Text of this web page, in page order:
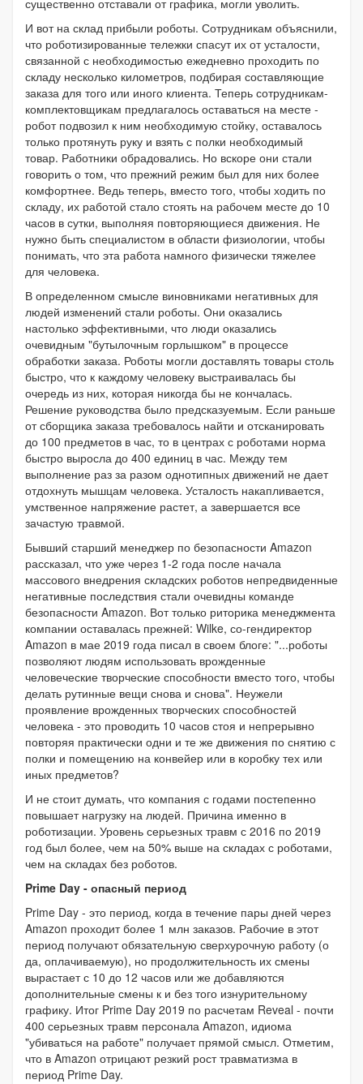
существенно отставали от графика, могли уволить.
И вот на склад прибыли роботы. Сотрудникам объяснили,
что роботизированные тележки спасут их от усталости,
связанной с необходимостью ежедневно проходить по
складу несколько километров, подбирая составляющие
заказа для того или иного клиента. Теперь сотрудникам-
комплектовщикам предлагалось оставаться на месте -
робот подвозил к ним необходимую стойку, оставалось
только протянуть руку и взять с полки необходимый
товар. Работники обрадовались. Но вскоре они стали
говорить о том, что прежний режим был для них более
комфортнее. Ведь теперь, вместо того, чтобы ходить по
складу, их работой стало стоять на рабочем месте до 10
часов в сутки, выполняя повторяющиеся движения. Не
нужно быть специалистом в области физиологии, чтобы
понимать, что эта работа намного физически тяжелее
для человека.
В определенном смысле виновниками негативных для
людей изменений стали роботы. Они оказались
настолько эффективными, что люди оказались
очевидным "бутылочным горлышком" в процессе
обработки заказа. Роботы могли доставлять товары столь
быстро, что к каждому человеку выстраивалась бы
очередь из них, которая никогда бы не кончалась.
Решение руководства было предсказуемым. Если раньше
от сборщика заказа требовалось найти и отсканировать
до 100 предметов в час, то в центрах с роботами норма
быстро выросла до 400 единиц в час. Между тем
выполнение раз за разом однотипных движений не дает
отдохнуть мышцам человека. Усталость накапливается,
умственное напряжение растет, а завершается все
зачастую травмой.
Бывший старший менеджер по безопасности Amazon
рассказал, что уже через 1-2 года после начала
массового внедрения складских роботов непредвиденные
негативные последствия стали очевидны команде
безопасности Amazon. Вот только риторика менеджмента
компании оставалась прежней: Wilke, со-гендиректор
Amazon в мае 2019 года писал в своем блоге: "...роботы
позволяют людям использовать врожденные
человеческие творческие способности вместо того, чтобы
делать рутинные вещи снова и снова". Неужели
проявление врожденных творческих способностей
человека - это проводить 10 часов стоя и непрерывно
повторяя практически одни и те же движения по снятию с
полки и помещению на конвейер или в коробку тех или
иных предметов?
И не стоит думать, что компания с годами постепенно
повышает нагрузку на людей. Причина именно в
роботизации. Уровень серьезных травм с 2016 по 2019
год был более, чем на 50% выше на складах с роботами,
чем на складах без роботов.
Prime Day - опасный период
Prime Day - это период, когда в течение пары дней через
Amazon проходит более 1 млн заказов. Рабочие в этот
период получают обязательную сверхурочную работу (о
да, оплачиваемую), но продолжительность их смены
вырастает с 10 до 12 часов или же добавляются
дополнительные смены к и без того изнурительному
графику. Итог Prime Day 2019 по расчетам Reveal - почти
400 серьезных травм персонала Amazon, идиома
"убиваться на работе" получает прямой смысл. Отметим,
что в Amazon отрицают резкий рост травматизма в
период Prime Day.